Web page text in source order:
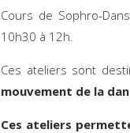
Cours de Sophro-
10h30 à 12h.
Ces ateliers sont
mouvement de la
Ces ateliers